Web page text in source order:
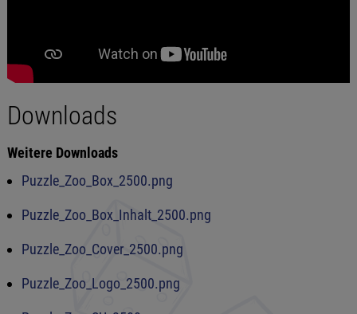
Downloads
Weitere Downloads
Puzzle_Zoo_Box_2500.png
Puzzle_Zoo_Box_Inhalt_2500.png
Puzzle_Zoo_Cover_2500.png
Puzzle_Zoo_Logo_2500.png